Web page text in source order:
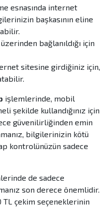
esnasında internet
başkasının eline
bağlanıldığı için
sitesine girdiğiniz için,
işlemlerinde, mobil
şekilde kullandığınız için
güvenilirliğinden emin
bilgilerinizin kötü
kontrolünüzün sadece
de sadece
son derece önemlidir.
TL çekim seçeneklerinin